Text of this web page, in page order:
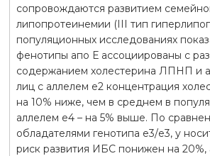
сопровождаются развитием
липопротеинемии (III тип
популяционных исследованиях
фенотипы апо Е ассоциированы с
содержанием холестерина ЛПНП и
лиц с аллелем е2 концентрация
на 10% ниже, чем в среднем в
аллелем е4 – на 5% выше. По
обладателями генотипа е3/е3, у
риск развития ИБС понижен на 20%,